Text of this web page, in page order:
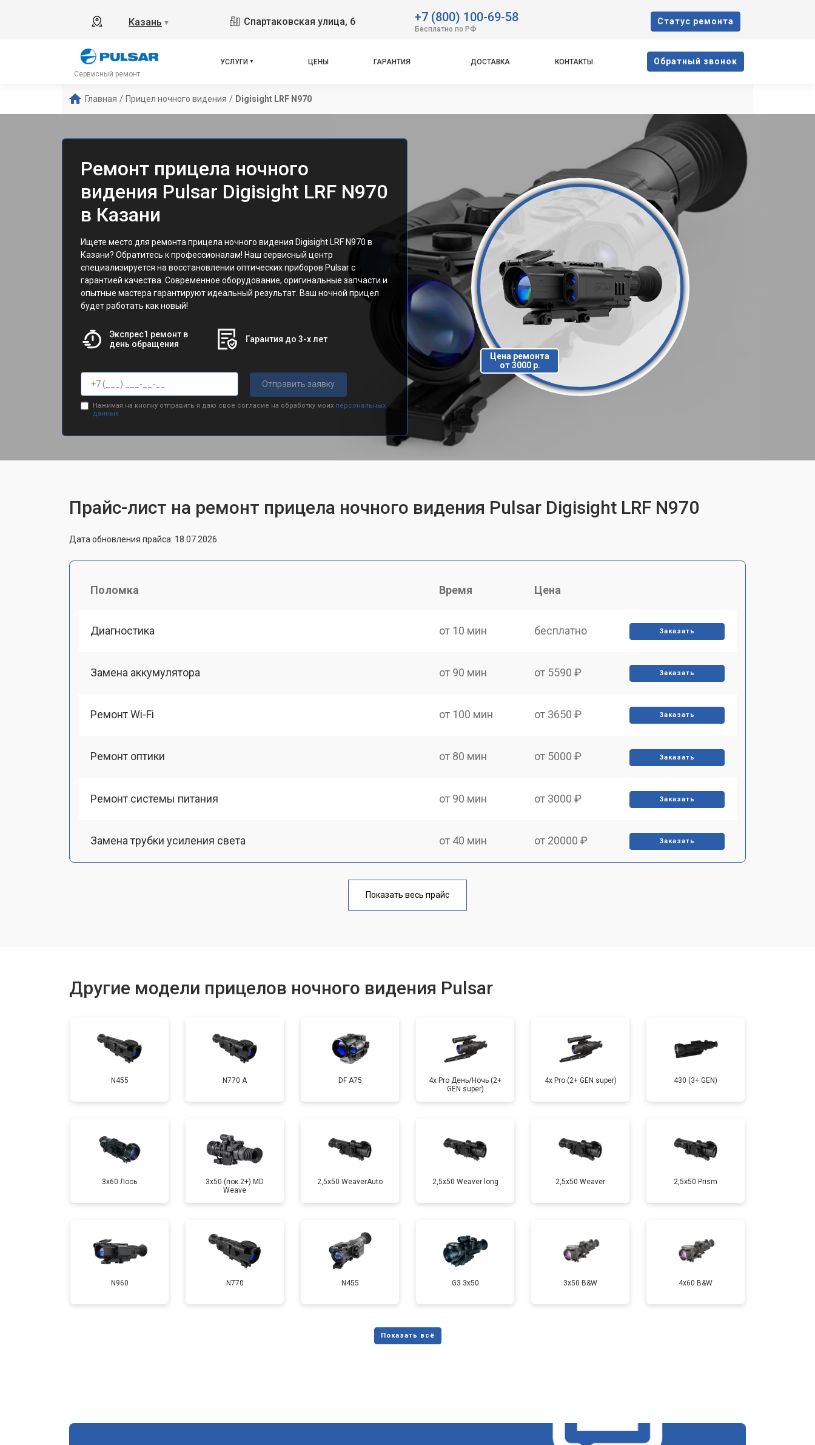
Казань ▼ Спартаковская улица, 6 +7 (800) 100-69-58
Бесплатно по РФ
Cтатус ремонта
Сервисный ремонт
УСЛУГИ ЦЕНЫ ГАРАНТИЯ ДОСТАВКА КОНТАКТЫ Oбратный звонок
Главная / Прицел ночного видения / Digisight LRF N970
Ремонт прицела ночного
видения Pulsar Digisight LRF N970
в Казани
Ищете место для ремонта прицела ночного видения Digisight LRF N970 в
Казани? Обратитесь к профессионалам! Наш сервисный центр
специализируется на восстановлении оптических приборов Pulsar с
гарантией качества. Современное оборудование, оригинальные запчасти и
опытные мастера гарантируют идеальный результат. Ваш ночной прицел
будет работать как новый!
Экспрес1 ремонт в
день обращения
Гарантия до 3-х лет
Отправить заявку
Нажимая на кнопку отправить я даю свое согласие на обработку моих персональных
данных.
Цена ремонта
от 3000 р.
Прайс-лист на ремонт прицела ночного видения Pulsar Digisight LRF N970
Дата обновления прайса: 18.07.2026
Поломка Время Цена
Диагностика от 10 мин бесплатно Заказать
Замена аккумулятора от 90 мин от 5590 ₽ Заказать
Ремонт Wi-Fi от 100 мин от 3650 ₽ Заказать
Ремонт оптики от 80 мин от 5000 ₽ Заказать
Ремонт системы питания от 90 мин от 3000 ₽ Заказать
Замена трубки усиления света от 40 мин от 20000 ₽ Заказать
от 100 мин
Показать весь прайс
Другие модели прицелов ночного видения Pulsar
N455 N770 А DF A75
4x Pro День/Ночь (2+
GEN super)
4x Pro (2+ GEN super) 430 (3+ GEN)
3x60 Лось
3x50 (пок.2+) MD
Weave
2,5x50 WeaverAuto 2,5x50 Weaver long 2,5x50 Weaver 2,5x50 Prism
N960 N770 N455 G3 3x50 3x50 B&W 4x60 B&W